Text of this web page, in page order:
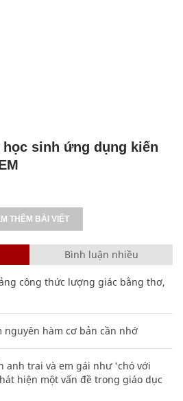
sinh ứng dụng kiến
THÊM BÀI VIẾT
Bình luận nhiều
công thức lượng giác bằng thơ,
nguyên hàm cơ bản cần nhớ
anh trai và em gái như 'chó với
hiện một vấn đề trong giáo dục